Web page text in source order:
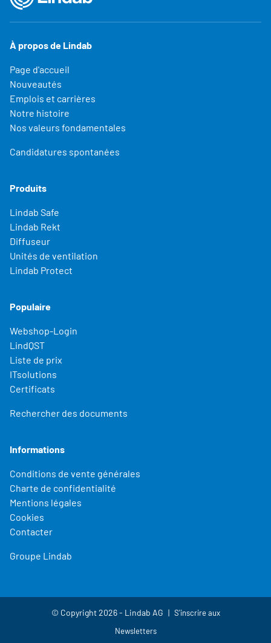
À propos de Lindab
Page d'accueil
Nouveautés
Emplois et carrières
Notre histoire
Nos valeurs fondamentales
Candidatures spontanées
Produits
Lindab Safe
Lindab Rekt
Diffuseur
Unités de ventilation
Lindab Protect
Populaire
Webshop-Login
LindQST
Liste de prix
ITsolutions
Certificats
Rechercher des documents
Informations
Conditions de vente générales
Charte de confidentialité
Mentions légales
Cookies
Contacter
Groupe Lindab
© Copyright 2026 - Lindab AG
S'inscrire aux
Newsletters